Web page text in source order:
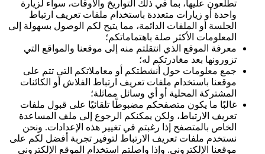
تطلعون عليها، بما في ذلك التواريخ والأوقات، سواء لزيارة
واحدة أو زيارات متعددة باستخدام ملفات تعريف ارتباط
الجلسة أو الملفات الدائمة، مما يتيح لكم الوصول بسهولة إلى
المعلومات الأكثر صلة باهتماماتكم؛
معرفة الموقع الذي انتقلتم منه إلى موقعنا والمواقع التي
تزورونها بعد مغادرتكم له؛
جمع معلومات حول أنشطتكم أو معاملاتكم التي تتم على
موقعنا باستخدام ملفات تعريف ارتباط الفلاش أو الكائنات
المشتركة المحلية أو أي وسائل مماثلة؛
غالبًا ما يكون متصفحكم مضبوطًا تلقائيًا على قبول ملفات
تعريف الارتباط، ولكن يمكنكم الرجوع إلى ملف المساعدة
الخاص بالمتصفح إذا رغبتم في تغيير هذه الإعدادات. ونحن
نستخدم ملفات تعريف الارتباط لتوفير تجربة أفضل لكم على
موقعنا الإلكتروني. وإذا واصلتم استخدام الموقع الإلكتروني